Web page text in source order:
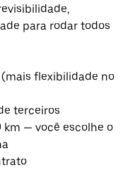
para rodar todos
(mais flexibilidade no
terceiros
km — você escolhe o